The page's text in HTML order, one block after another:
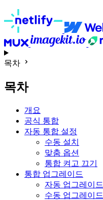
목차
목차
개요
공식 통합
자동 통합 설정
수동 설치
맞춤 옵션
통합 켜고 끄기
통합 업그레이드
자동 업그레이드
수동 업그레이드